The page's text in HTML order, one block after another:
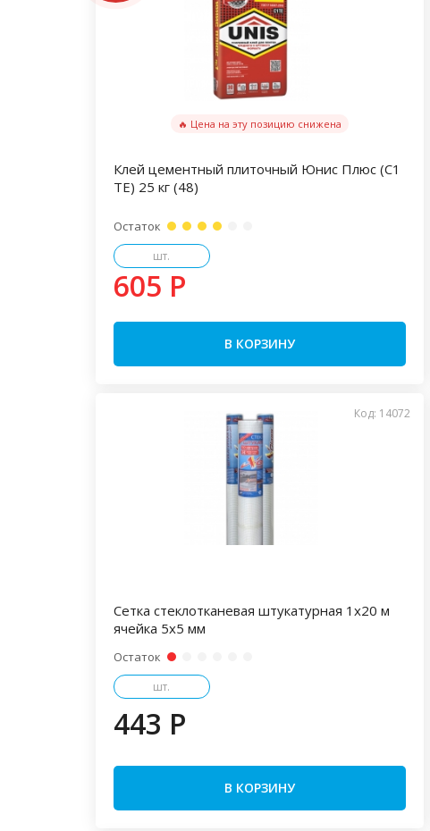
🔥 Цена на эту позицию снижена
Клей цементный плиточный Юнис Плюс (C1
TE) 25 кг (48)
Остаток
шт.
605 P
В КОРЗИНУ
Код: 14072
Сетка стеклотканевая штукатурная 1х20 м
ячейка 5х5 мм
Остаток
шт.
443 P
В КОРЗИНУ